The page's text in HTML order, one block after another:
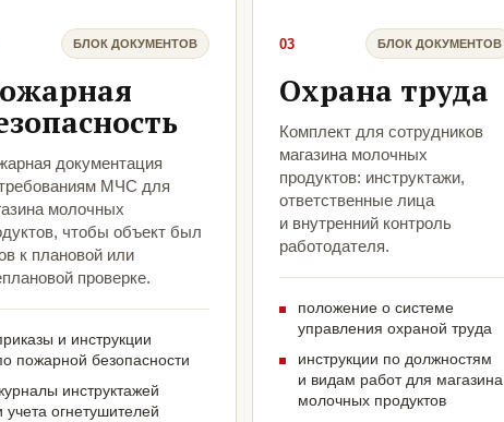
БЛОК ДОКУМЕНТОВ
документация
МЧС для
молочных
чтобы объект был
к плановой или
проверке.
и инструкции
пожарной безопасности
инструктажей
учета огнетушителей
03 БЛОК ДОКУМЕНТОВ
Охрана труда
Комплект для сотрудников
магазина молочных
продуктов: инструктажи,
ответственные лица
и внутренний контроль
работодателя.
положение о системе
управления охраной труда
инструкции по должностям
и видам работ для магазина
молочных продуктов